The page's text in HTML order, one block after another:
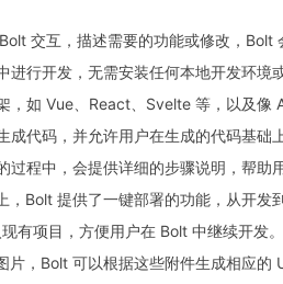
交互，描述需要的功能或修改，Bolt
进行开发，无需安装任何本地开发环境
，如 Vue、React、Svelte 等，以及
成代码，并允许用户在生成的代码基础
过程中，会提供详细的步骤说明，帮助
，Bolt 提供了一键部署的功能，从开发
有项目，方便用户在 Bolt 中继续开发。
片，Bolt 可以根据这些附件生成相应的